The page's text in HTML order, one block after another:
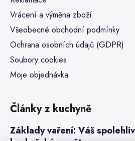
Vrácení a výměna zboží
Všeobecné obchodní podmínky
Ochrana osobních údajů (GDPR)
Soubory cookies
Moje objednávka
Články z kuchyně
Základy vaření: Váš